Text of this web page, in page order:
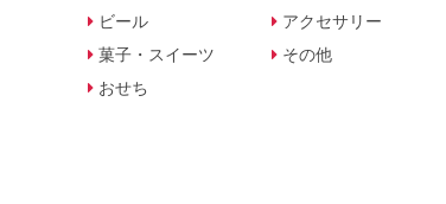
ビール
菓子・スイーツ
おせち
アクセサリー
その他